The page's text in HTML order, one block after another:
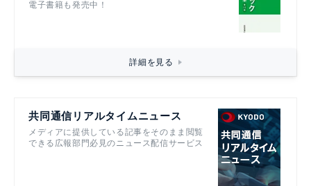
電子書籍も発売中！
詳細を見る
共同通信リアルタイムニュース
メディアに提供している記事をそのまま閲覧
できる広報部門必見のニュース配信サービス